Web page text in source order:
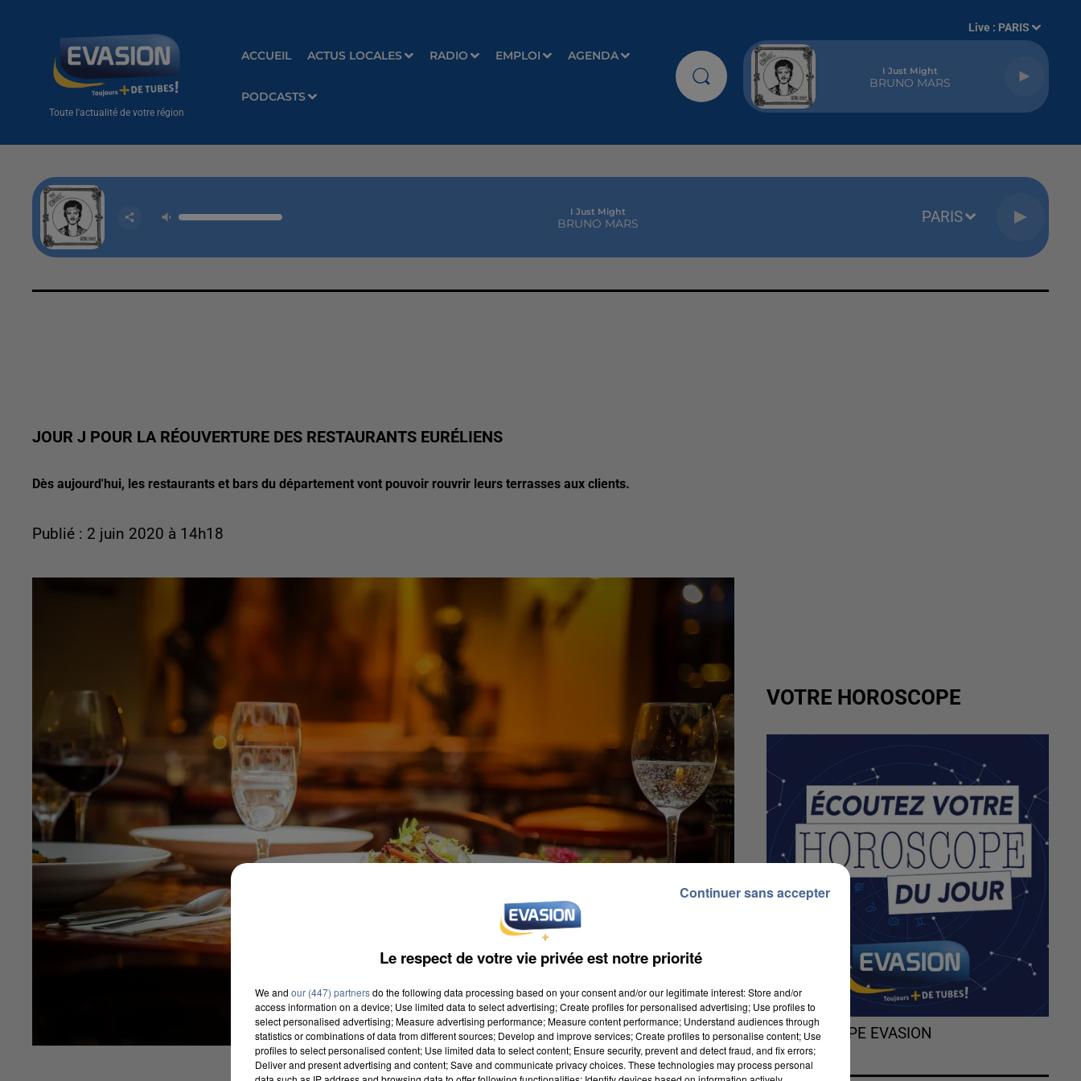
Toute l'actualité de votre région
ACCUEIL ACTUS LOCALES RADIO EMPLOI AGENDA
PODCASTS
Live : PARIS
I Just Might
BRUNO MARS
I Just Might
BRUNO MARS PARIS
JOUR J POUR LA RÉOUVERTURE DES RESTAURANTS EURÉLIENS
Dès aujourd'hui, les restaurants et bars du département vont pouvoir rouvrir leurs terrasses aux clients.
Publié : 2 juin 2020 à 14h18
VOTRE HOROSCOPE
L'HOROSCOPE EVASION
Le respect de votre vie privée est notre priorité
We and our (447) partnersdo the following data processing based on your consent and/or our legitimate interest: Store and/or
access information on a device; Use limited data to select advertising; Create profiles for personalised advertising; Use profiles to
select personalised advertising; Measure advertising performance; Measure content performance; Understand audiences through
statistics or combinations of data from different sources; Develop and improve services; Create profiles to personalise content; Use
profiles to select personalised content; Use limited data to select content; Ensure security, prevent and detect fraud, and fix errors;
Deliver and present advertising and content; Save and communicate privacy choices. These technologies may process personal
Continuer sans accepter